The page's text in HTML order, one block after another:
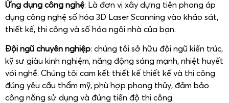
Ứng dụng công nghệ: Là đơn vị xây dựng tiên phong áp
dụng công nghệ số hóa 3D Laser Scanning vào khảo sát,
thiết kế, thi công và số hóa ngôi nhà của bạn.
Đội ngũ chuyên nghiệp: chúng tôi sở hữu đội ngũ kiến trúc,
kỹ sư giàu kinh nghiệm, năng động sáng mạnh, nhiệt huyết
với nghề. Chúng tôi cam kết thiết kế thiết kế và thi công
đúng yêu cầu thẩm mỹ, phù hợp phong thủy, đảm bảo
công năng sử dụng và đúng tiến độ thi công.